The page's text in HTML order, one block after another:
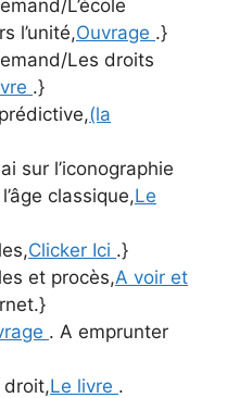
L’école
l’unité,Ouvrage .}
Les droits
.}
(la
sur l’iconographie
classique,Le
Clicker Ici .}
et procès,A voir et
. A emprunter
droit,Le livre .